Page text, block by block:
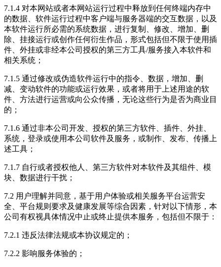
7.1.4 对本网站或者本网站运行过程中释放到任何终端内存中
的数据、软件运行过程中客户端与服务器端的交互数据，以及
本软件运行所必需的系统数据，进行复制、修改、增加、删
除、挂接运行或创作任何衍生作品，形式包括但不限于使用插
件、外挂或非经本公司授权的第三方工具/服务接入本软件和
相关系统；
7.1.5 通过修改或伪造软件运行中的指令、数据，增加、删
减、变动软件的功能或运行效果，或者将用于上述用途的软
件、方法进行运营或向公众传播，无论这些行为是否为商业目
的；
7.1.6 通过非本公司开发、授权的第三方软件、插件、外挂、
系统，登录或使用本公司软件及服务，或制作、发布、传播上
述工具；
7.1.7 自行或者授权他人、第三方软件对本软件及其组件、模
块、数据进行干扰；
7.2 用户理解并同意，基于用户体验或相关服务平台运营安
全、平台规则要求及健康发展等综合因素，针对以下情形，本
公司有权视具体情况中止或终止提供本服务，包括但不限于：
7.2.1 违反法律法规或本协议规定的；
7.2.2 影响服务体验的；